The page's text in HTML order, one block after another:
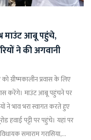
माउंट आबू पहुंचे,
ने की अगवानी
ग्रीष्मकालीन प्रवास के लिए
करेंगे। माउंट आबू पहुंचने पर
ने भाव भरा स्वागत करते हुए
हवाई पट्टी पर पहुंचे। यहां पर
समाराम गरासिया,...